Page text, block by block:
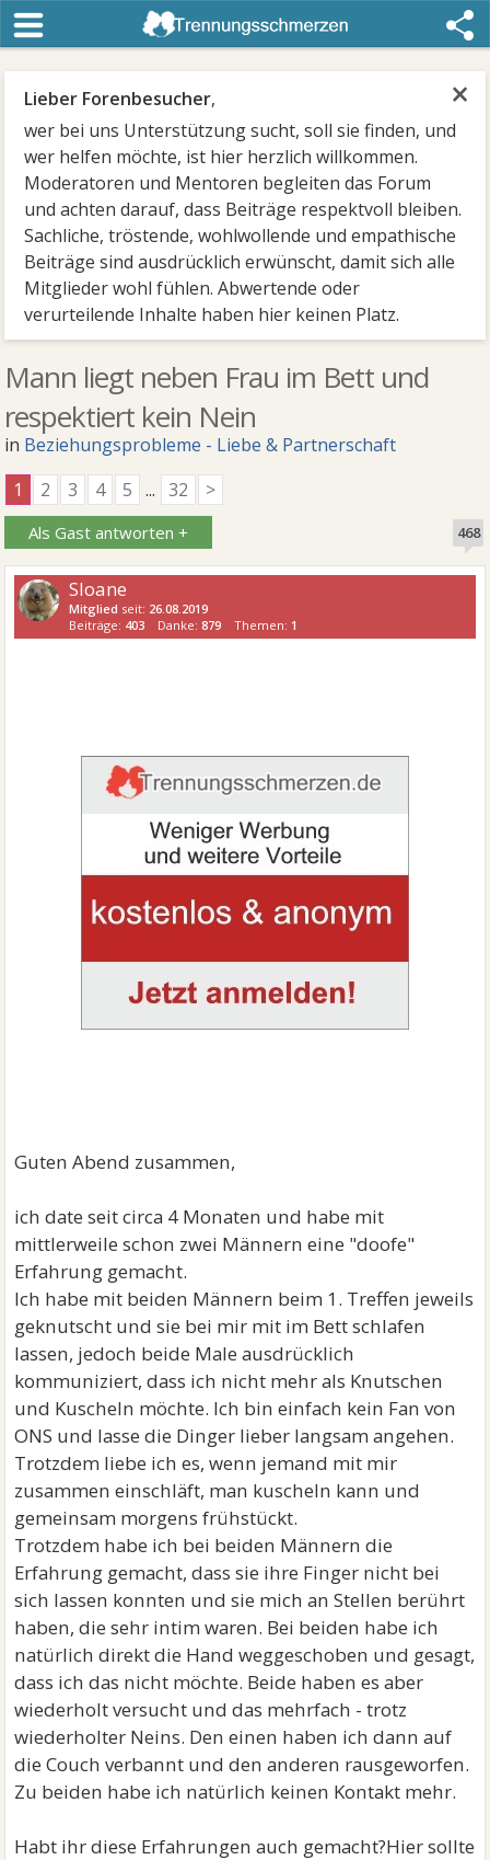
×
Lieber Forenbesucher,
wer bei uns Unterstützung sucht, soll sie finden, und
wer helfen möchte, ist hier herzlich willkommen.
Moderatoren und Mentoren begleiten das Forum
und achten darauf, dass Beiträge respektvoll bleiben.
Sachliche, tröstende, wohlwollende und empathische
Beiträge sind ausdrücklich erwünscht, damit sich alle
Mitglieder wohl fühlen. Abwertende oder
verurteilende Inhalte haben hier keinen Platz.
Mann liegt neben Frau im Bett und
respektiert kein Nein
in Beziehungsprobleme - Liebe & Partnerschaft
1
2 3 4 5 ... 32 >
Als Gast antworten + 468
Sloane
Mitglied seit: 26.08.2019
Beiträge: 403 Danke:879 Themen: 1
Guten Abend zusammen,
ich date seit circa 4 Monaten und habe mit
mittlerweile schon zwei Männern eine "doofe"
Erfahrung gemacht.
Ich habe mit beiden Männern beim 1. Treffen jeweils
geknutscht und sie bei mir mit im Bett schlafen
lassen, jedoch beide Male ausdrücklich
kommuniziert, dass ich nicht mehr als Knutschen
und Kuscheln möchte. Ich bin einfach kein Fan von
ONS und lasse die Dinger lieber langsam angehen.
Trotzdem liebe ich es, wenn jemand mit mir
zusammen einschläft, man kuscheln kann und
gemeinsam morgens frühstückt.
Trotzdem habe ich bei beiden Männern die
Erfahrung gemacht, dass sie ihre Finger nicht bei
sich lassen konnten und sie mich an Stellen berührt
haben, die sehr intim waren. Bei beiden habe ich
natürlich direkt die Hand weggeschoben und gesagt,
dass ich das nicht möchte. Beide haben es aber
wiederholt versucht und das mehrfach - trotz
wiederholter Neins. Den einen haben ich dann auf
die Couch verbannt und den anderen rausgeworfen.
Zu beiden habe ich natürlich keinen Kontakt mehr.
Habt ihr diese Erfahrungen auch gemacht?Hier sollte